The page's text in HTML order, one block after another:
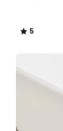
€. 5
/